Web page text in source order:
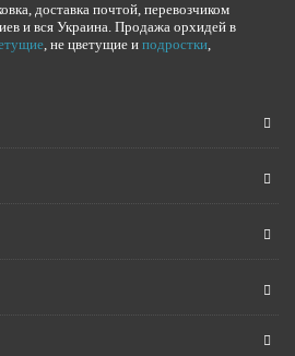
доставка почтой, перевозчиком
и вся Украина. Продажа орхидей в
, не цветущие и подростки,